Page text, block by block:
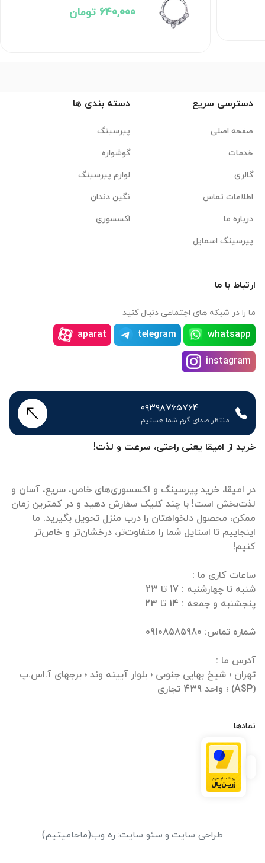
640,000 تومان
خرید از امیقا یعنی راحتی، سرعت و لذت!
در امیقا، خرید پیرسینگ و اکسسوری‌های خاص، سریع، آسان و
لذت‌بخش است! با چند کلیک سفارش دهید و در کمترین زمان
ممکن، محصول دلخواهتان را درب منزل تحویل بگیرید. ما
اینجاییم تا استایل شما را متفاوت‌تر، درخشان‌تر و خاص‌تر
تهران ؛ شیخ بهایی جنوبی ؛ بلوار آیینه وند ؛ برجهای آ.اس.پ
(ASP) ؛ واحد 439 تجاری
نمادها
دسترسی سریع
صفحه اصلی
خدمات
گالری
اطلاعات تماس
درباره ما
پیرسینگ اسمایل
دسته بندی ها
پیرسینگ
گوشواره
لوازم پیرسینگ
نگین دندان
اکسسوری
ارتباط با ما
ما را در شبکه های اجتماعی دنبال کنید
whatsapp
telegram
aparat
instagram
۰۹۳۹۸۷۶۵۷۶۴
منتظر صدای گرم شما هستیم
طراحی سایت و سئو سایت: ره وب(ماحامیتیم)